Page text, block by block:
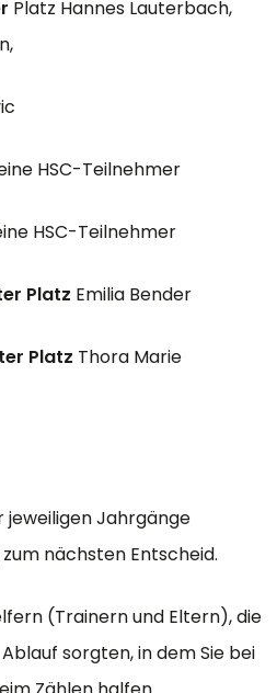
Platz Hannes Lauterbach,
HSC-Teilnehmer
HSC-Teilnehmer
Platz Emilia Bender
Platz Thora Marie
jeweiligen Jahrgänge
nächsten Entscheid.
(Trainern und Eltern), die
sorgten, in dem Sie bei